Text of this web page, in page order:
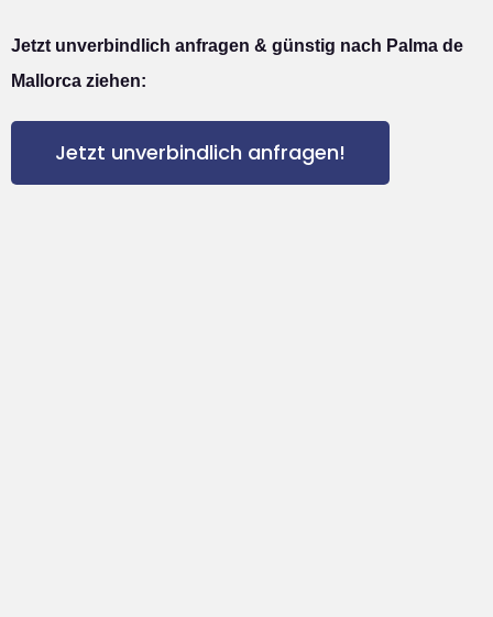
Jetzt unverbindlich anfragen & günstig nach Palma de
Mallorca ziehen:
Jetzt unverbindlich anfragen!